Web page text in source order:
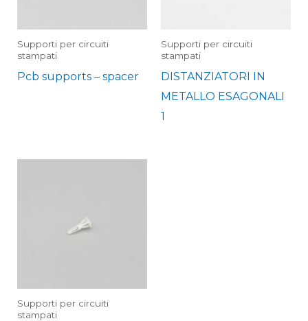
Supporti per circuiti
stampati
Pcb supports – spacer
Supporti per circuiti
stampati
DISTANZIATORI IN
METALLO ESAGONALI
1
Supporti per circuiti
stampati